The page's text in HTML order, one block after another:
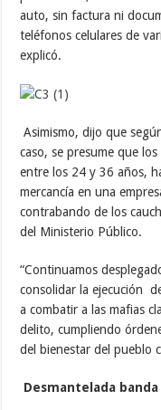
auto, sin factura ni
teléfonos celulares de
explicó.
Asimismo, dijo que
caso, se presume que
entre los 24 y 36 años,
mercancía en una
contrabando de los
del Ministerio Público.
“Continuamos
consolidar la ejecución
a combatir a las mafias
delito, cumpliendo
del bienestar del pueblo
Desmantelada